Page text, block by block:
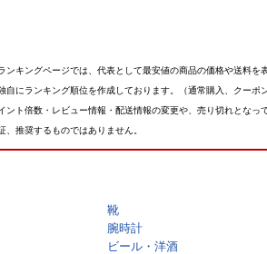
キングページでは、代表として最安値の商品の価格や送料を
ランキング順位を作成しております。（通常購入、クー
ト倍数・レビュー情報・配送情報の変更や、売り切れとなっ
推奨するものではありません。
靴
腕時計
ビール・洋酒